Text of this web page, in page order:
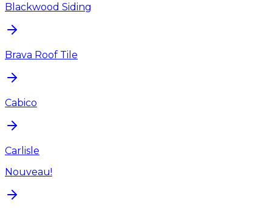
Blackwood Siding
Brava Roof Tile
Cabico
Carlisle
Nouveau!